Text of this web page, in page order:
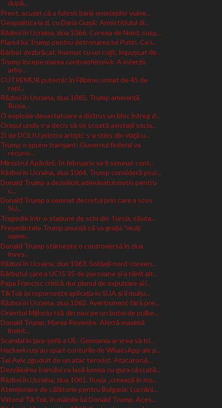
după...
Preot, acuzat că a folosit banii enoriașilor vulne...
Geopolitica la zi, cu Daria Gușă: Armistitiului di...
Război în Ucraina, ziua 1066. Coreea de Nord, susp...
Planul lui Trump pentru detronarea lui Putin. Ce î...
Bărbat dezbrăcat, înarmat cu un cuţit, împușcat de...
Trump începe marea contraofensivă: A interzis
arbo...
CUTREMUR puternic în Filipine, urmat de 45 de
repl...
Război în Ucraina, ziua 1065. Trump amenință
Rusia...
O explozie devastatoare a distrus un bloc întreg d...
Orașul unde s-a decis să se scoată asistații socia...
Zi de DOLIU printre artiști: s-a stins din viață u...
Trump o spune tranșant: Guvernul federal va
recuno...
Ministrul Apărării: În februarie va fi semnat cont...
Război în Ucraina, ziua 1064. Trump consideră posi...
Donald Trump a dezvăluit adevăratul motiv pentru
c...
Donald Trump a semnat decretul prin care a scos
SU...
Tragedie într-o stațiune de schi din Turcia, căuta...
Președintele Trump anunță că va grația "mulți
oame...
Donald Trump stârnește o controversă în ziua
înves...
Război în Ucraina, ziua 1063. Soldații nord-coreen...
Bărbatul care a UCIS 35 de persoane și a rănit alt...
Papa Francisc critică dur planul de expulzare al i...
TikTok își repornește aplicația în SUA și îi mulțu...
Război în Ucraina, ziua 1062. Avertisment fără pre...
Orientul Mijlociu stă din nou pe un butoi de pulbe...
Donald Trump, Marea Revenire. Alertă maximă
înaint...
Scandal în țara-șefă a UE: Germania ar vrea să tri...
Hackerii ruși au spart conturile de WhatsApp ale p...
Tel Aviv, zguduit de un atac terorist. Atacatorul,...
Dezvăluirea Iranului ce lasă lumea cu gura căscată...
Război în Ucraina, ziua 1061. Rusia „creează în mo...
Atenționare de călătorie pentru Bulgaria: Lucrăril...
Viitorul TikTok, în mâinile lui Donald Trump. Aces...